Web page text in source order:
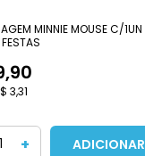
MINNIE MOUSE C/1UN
3,31
+ ADICIONAR